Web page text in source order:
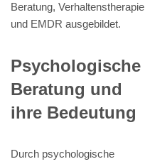
Beratung, Verhaltenstherapie
und EMDR ausgebildet.
Psychologische
Beratung und
ihre Bedeutung
Durch psychologische